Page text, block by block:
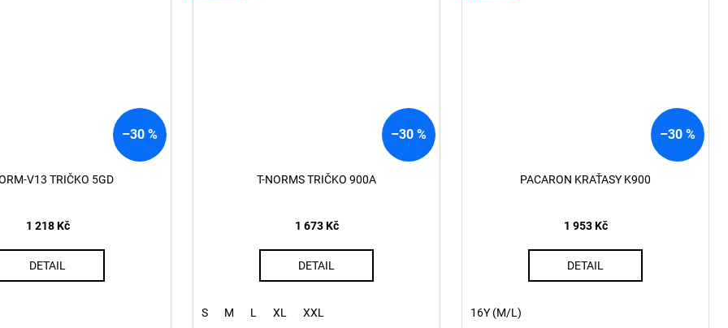
–30 %
V13 TRIČKO 5GD
1 218 Kč
DETAIL
–30 %
T-NORMS TRIČKO 900A
1 673 Kč
DETAIL
S M L XL XXL
–30 %
PACARON KRAŤASY K900
1 953 Kč
DETAIL
16Y (M/L)